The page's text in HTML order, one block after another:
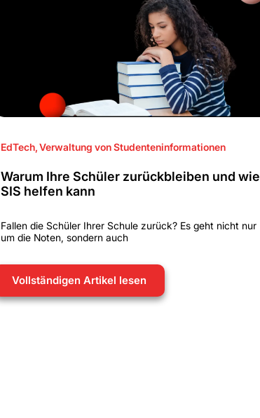
EdTech,Verwaltung von Studenteninformationen
Warum Ihre Schüler zurückbleiben und wie
SIS helfen kann
Fallen die Schüler Ihrer Schule zurück? Es geht nicht nur
um die Noten, sondern auch
Vollständigen Artikel lesen